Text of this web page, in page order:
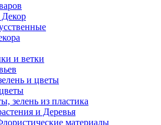
и ветки
и цветы
зелень из пластика
и Деревья
материалы